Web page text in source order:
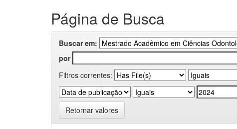
Página de Busca
Buscar em:
por
Filtros correntes:
Retornar valores